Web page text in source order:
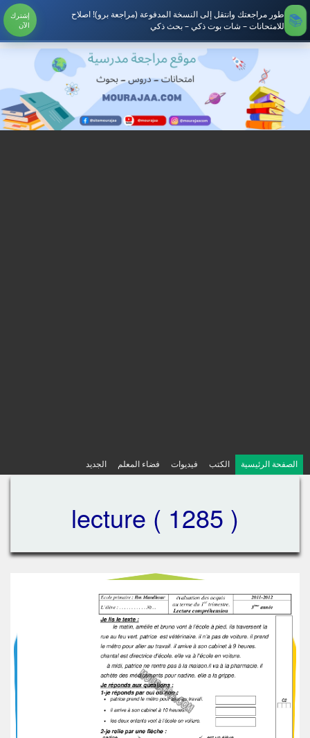
طور مراجعتك وانتقل إلى النسخة المدفوعة (مراجعة برو)! اصلاح
للامتحانات – شات بوت ذكي – بحث ذكي
إشترك
الآن
الصفحة الرئيسية الكتب فيديوات فضاء المعلم الجديد
lecture ( 1285 )